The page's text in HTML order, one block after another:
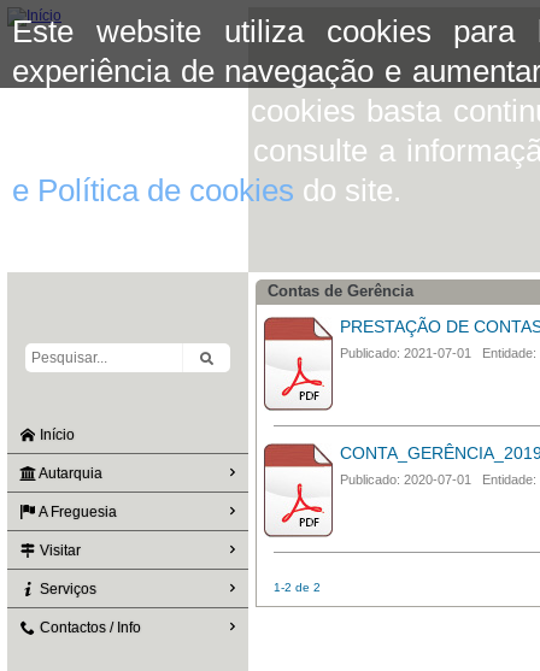
Este website utiliza cookies para
experiência de navegação e
aceitar o uso de cookies basta
mais informação consulte a
e Política de cookies do site.
Início
Autarquia
A Freguesia
Visitar
Serviços
Contactos / Info
Contas de Gerência
PRESTAÇÃO DE
Publicado: 2021-07-01
Publicado: 2020-07-01
1-2 de 2